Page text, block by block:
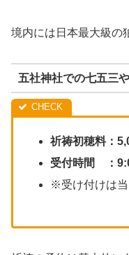
境内には日本最大級の
五社神社での七五三
祈祷初穂料：
受付時間 ：
※受け付けは当